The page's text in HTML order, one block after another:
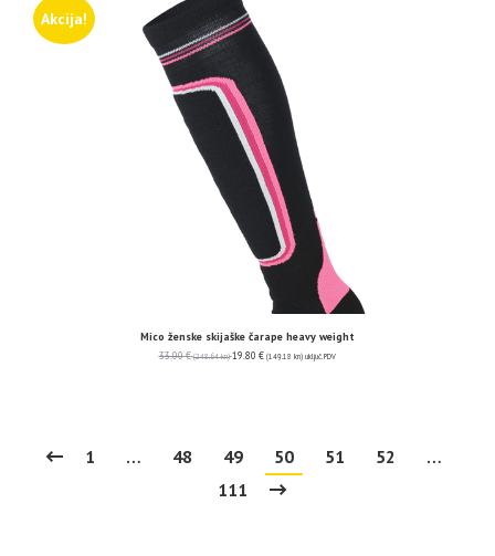
Akcija!
Mico ženske skijaške čarape heavy weight
33.00€ (248.64 kn) 19.80 € (149.18 kn) uključ. PDV
1 … 48 49 50 51 52
…
111